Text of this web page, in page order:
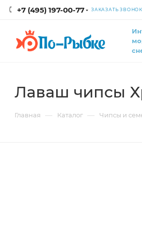
+7 (495) 197-00-77 ЗАКАЗАТЬ ЗВОНОК
Лаваш чипсы
Главная — Каталог — Чипсы и